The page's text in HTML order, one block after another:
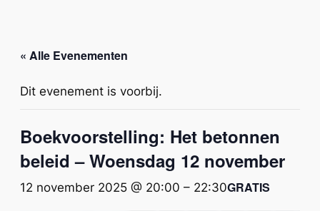
« Alle Evenementen
Dit evenement is voorbij.
Boekvoorstelling: Het betonnen
beleid – Woensdag 12 november
12 november 2025 @ 20:00 – 22:30GRATIS